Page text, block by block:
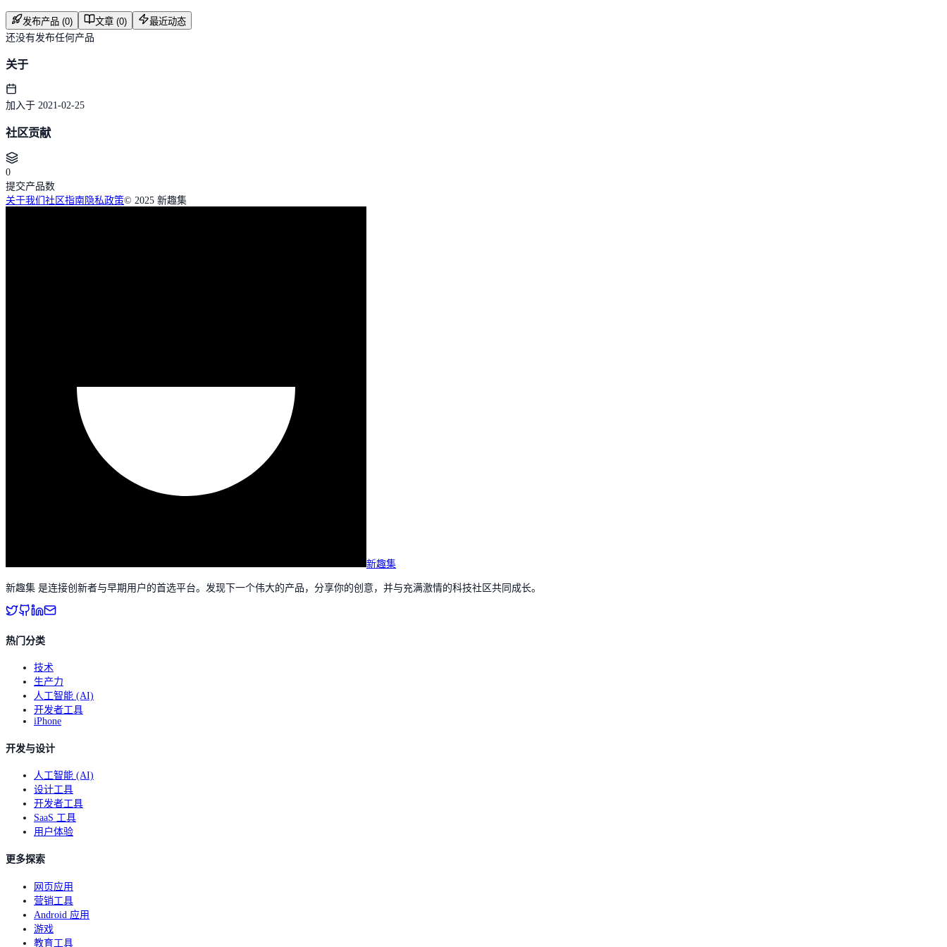
发布产品 (0) 文章 (0)
最近动态
还没有发布任何产品
关于
加入于 2021-02-25
社区贡献
0
提交产品数
关于我们 社区指南隐私政策© 2025 新趣集
新趣集
新趣集 是连接创新者与早期用户的首选平台。发现下一个伟大的产品，分享你的创意，并与充满激情的科技社区共同成长。
热门分类
技术
生产力
人工智能 (AI)
开发者工具
iPhone
开发与设计
人工智能 (AI)
设计工具
开发者工具
SaaS 工具
用户体验
更多探索
网页应用
营销工具
Android 应用
游戏
教育工具